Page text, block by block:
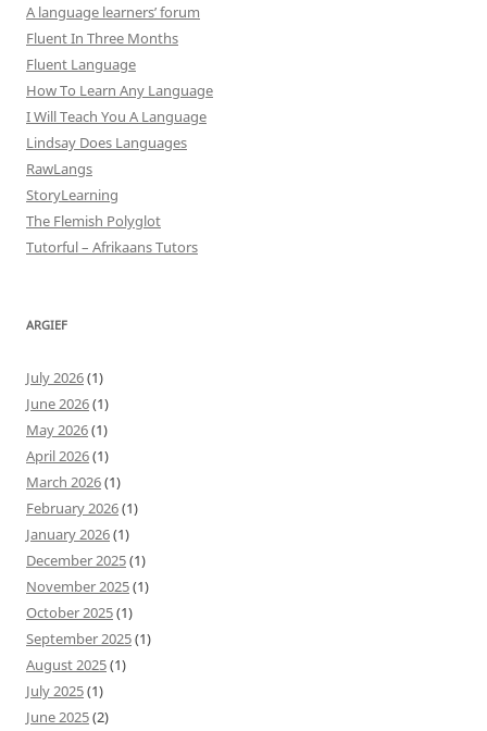
A language learners’ forum
Fluent In Three Months
Fluent Language
How To Learn Any Language
I Will Teach You A Language
Lindsay Does Languages
RawLangs
StoryLearning
The Flemish Polyglot
Tutorful – Afrikaans Tutors
ARGIEF
July 2026(1)
June 2026(1)
May 2026(1)
April 2026(1)
March 2026(1)
February 2026(1)
January 2026(1)
December 2025(1)
November 2025(1)
October 2025(1)
September 2025(1)
August 2025(1)
July 2025(1)
June 2025(2)